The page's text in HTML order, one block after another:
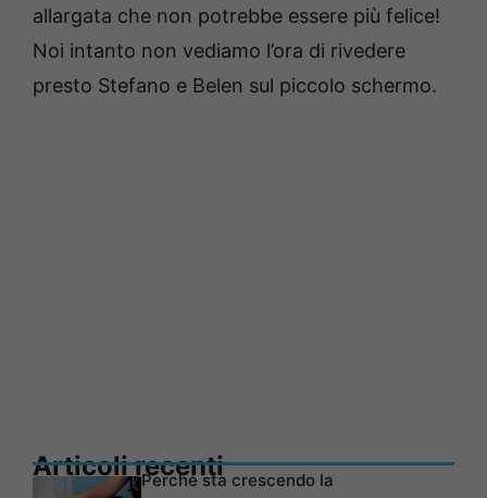
allargata che non potrebbe essere più felice!
Noi intanto non vediamo l’ora di rivedere
presto Stefano e Belen sul piccolo schermo.
Articoli recentiPerché sta crescendo la